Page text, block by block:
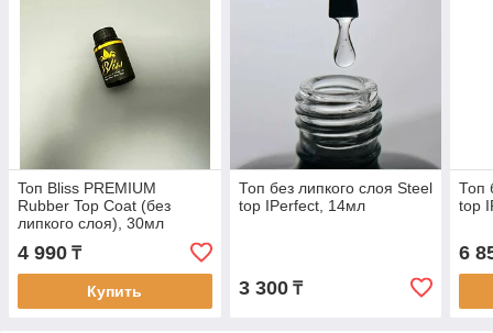
Toп Bliss PREMIUM
Rubber Top Coat (без
липкого слоя), 30мл
4 990 ₸
Купить
Топ без липкого слоя Steel
top IPerfect, 14мл
3 300₸
Топ
top
6